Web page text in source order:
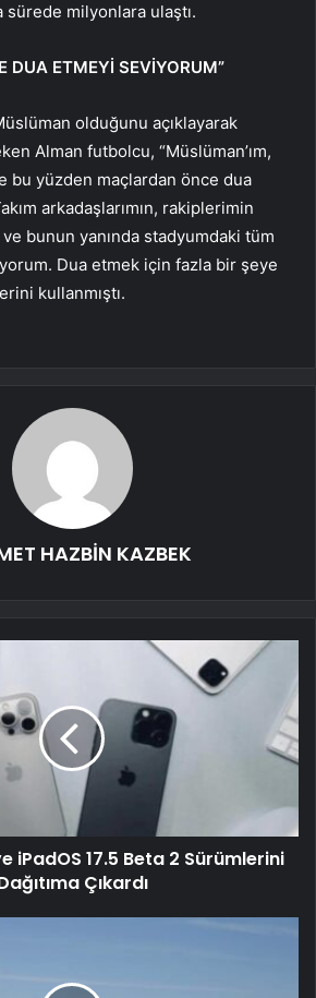
sürede milyonlara ulaştı.
DUA ETMEYİ SEVİYORUM”
olduğunu açıklayarak
Alman futbolcu, “Müslüman’ım,
bu yüzden maçlardan önce dua
arkadaşlarımın, rakiplerimin
bunun yanında stadyumdaki tüm
Dua etmek için fazla bir şeye
kullanmıştı.
HAZBİN KAZBEK
iPadOS 17.5 Beta 2 Sürümlerini
Çıkardı